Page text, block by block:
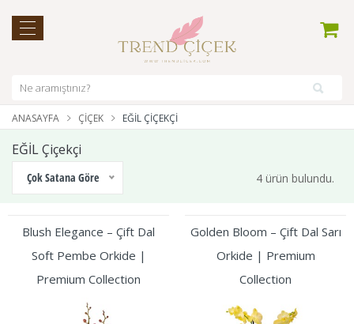
ANASAYFA ÇIÇEK EĞİL ÇIÇEKÇI
EĞİL Çiçekçi
Çok Satana Göre 4 ürün bulundu.
Blush Elegance – Çift Dal
Soft Pembe Orkide |
Premium Collection
Golden Bloom – Çift Dal Sarı
Orkide | Premium
Collection